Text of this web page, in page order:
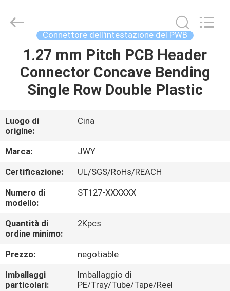
CASA
PRODOTTI
CIRCA
NOI
GIRO
DELLA
FABBRICA
CONTROLLO
DI
QUALITÀ
Electronic
Connettore dell'intestazione del PWB
1.27 mm Pitch PCB Header
Connector Concave Bending
Single Row Double Plastic
Luogo di
origine:
Cina
Marca:
JWY
Certificazione:
UL/SGS/RoHs/REACH
Numero di
modello:
ST127-XXXXXX
Quantità di
ordine minimo:
2Kpcs
Prezzo:
negotiable
Imballaggi
particolari:
Imballaggio di
PE/Tray/Tube/Tape/Reel